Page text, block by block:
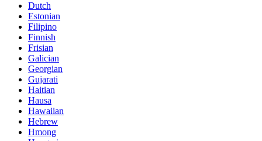
Dutch
Estonian
Filipino
Finnish
Frisian
Galician
Georgian
Gujarati
Haitian
Hausa
Hawaiian
Hebrew
Hmong